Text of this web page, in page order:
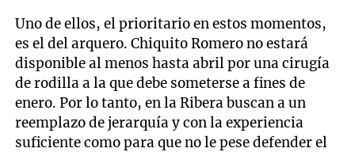
Uno de ellos, el prioritario en estos momentos,
es el del arquero. Chiquito Romero no estará
disponible al menos hasta abril por una cirugía
de rodilla a la que debe someterse a fines de
enero. Por lo tanto, en la Ribera buscan a un
reemplazo de jerarquía y con la experiencia
suficiente como para que no le pese defender el